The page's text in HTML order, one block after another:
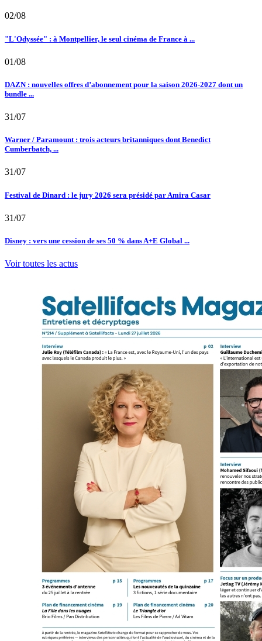
02/08
"L'Odyssée" : à Montpellier, le seul cinéma de France à ...
01/08
DAZN : nouvelles offres d’abonnement pour la saison 2026-2027 dont un
bundle ...
31/07
Warner / Paramount : trois acteurs britanniques dont Benedict
Cumberbatch, ...
31/07
Festival de Dinard : le jury 2026 sera présidé par Amira Casar
31/07
Disney : vers une cession de ses 50 % dans A+E Global ...
Voir toutes les actus